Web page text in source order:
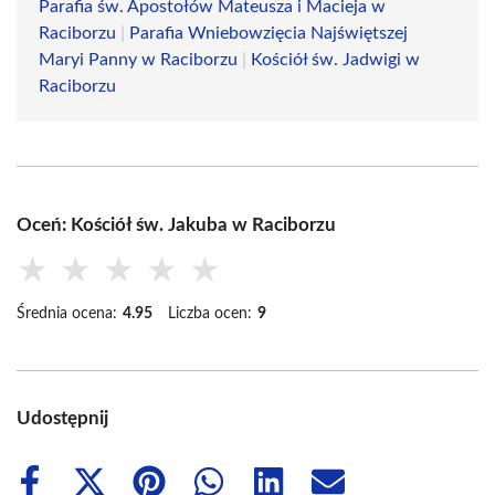
Parafia św. Apostołów Mateusza i Macieja w
Raciborzu
Parafia Wniebowzięcia Najświętszej
Maryi Panny w Raciborzu
Kościół św. Jadwigi w
Raciborzu
Oceń: Kościół św. Jakuba w Raciborzu
★ ★ ★ ★ ★
Średnia ocena: 4.95 Liczba ocen: 9
Udostępnij
Share
Share
Share
Share
Share
Share